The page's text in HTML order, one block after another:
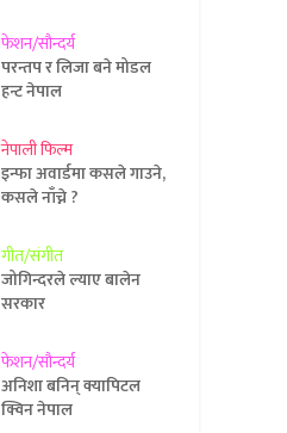
फेशन/सौन्दर्य
परन्तप र लिजा बने मोडल
हन्ट नेपाल
नेपाली फिल्म
इन्फा अवार्डमा कसले गाउने,
कसले नाँच्ने ?
गीत/संगीत
जोगिन्दरले ल्याए बालेन
सरकार
फेशन/सौन्दर्य
अनिशा बनिन् क्यापिटल
क्विन नेपाल